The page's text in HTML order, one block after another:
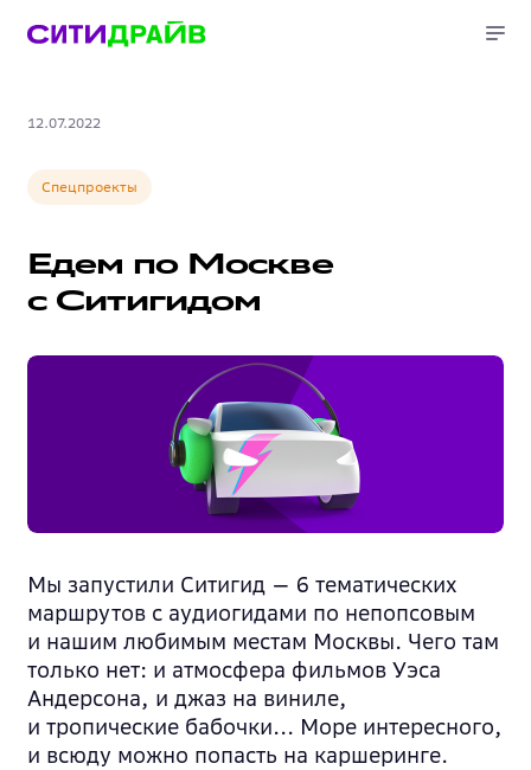
12.07.2022
Спецпроекты
Едем по Москве
с Ситигидом
Мы запустили Ситигид — 6 тематических
маршрутов с аудиогидами по непопсовым
и нашим любимым местам Москвы. Чего там
только нет: и атмосфера фильмов Уэса
Андерсона, и джаз на виниле,
и тропические бабочки... Море интересного,
и всюду можно попасть на каршеринге.